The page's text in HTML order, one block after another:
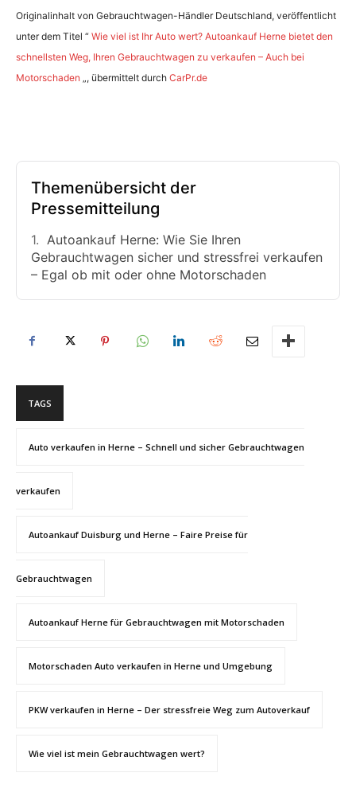
Originalinhalt von Gebrauchtwagen-Händler Deutschland, veröffentlicht
unter dem Titel “ Wie viel ist Ihr Auto wert? Autoankauf Herne bietet den
schnellsten Weg, Ihren Gebrauchtwagen zu verkaufen – Auch bei
Motorschaden „, übermittelt durch CarPr.de
Themenübersicht der
Pressemitteilung
Autoankauf Herne: Wie Sie Ihren
Gebrauchtwagen sicher und stressfrei verkaufen
– Egal ob mit oder ohne Motorschaden
TAGS
Auto verkaufen in Herne – Schnell und sicher Gebrauchtwagen
verkaufen
Autoankauf Duisburg und Herne – Faire Preise für
Gebrauchtwagen
Autoankauf Herne für Gebrauchtwagen mit Motorschaden
Motorschaden Auto verkaufen in Herne und Umgebung
PKW verkaufen in Herne – Der stressfreie Weg zum Autoverkauf
Wie viel ist mein Gebrauchtwagen wert?